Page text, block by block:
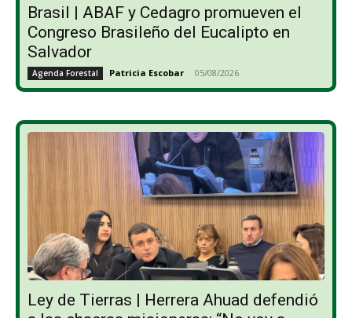
Brasil | ABAF y Cedagro promueven el
Congreso Brasileño del Eucalipto en
Salvador
Agenda Forestal Patricia Escobar - 05/08/2026
Ley de Tierras | Herrera Ahuad defendió